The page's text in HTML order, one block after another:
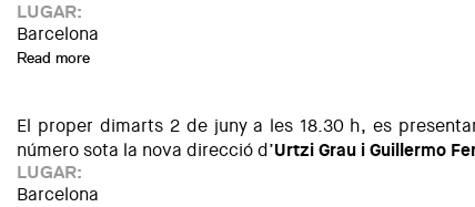
LUGAR:
Barcelona
Read more
El proper dimarts 2 de juny a les 18.30 h, es
número sota la nova direcció d’Urtzi Grau i Guillermo
LUGAR:
Barcelona